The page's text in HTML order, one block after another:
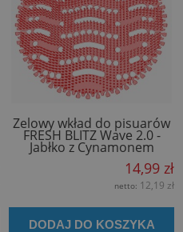
Żelowy wkład do pisuarów
FRESH BLITZ Wave 2.0 -
Jabłko z Cynamonem
14,99 zł
netto: 12,19 zł
DODAJ DO KOSZYKA